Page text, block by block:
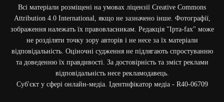
Всі матеріали розміщені на умовах ліцензії Creative Commons
Attribution 4.0 International, якщо не зазначено інше. Фотографії,
зображення належать їх правовласникам. Редакція "Ірта-fax" може
не розділяти точку зору авторів і не несе за їх матеріали
відповідальність. Оціночні судження не підлягають спростуванню
та доведенню їх правдивості. За достовірність та зміст реклами
відповідальність несе рекламодавець.
Cуб'єкт у сфері онлайн-медіа. Ідентифікатор медіа - R40-06709